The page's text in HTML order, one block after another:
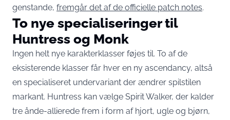
genstande, fremgår det af de officielle patch notes.
To nye specialiseringer til
Huntress og Monk
Ingen helt nye karakterklasser føjes til. To af de
eksisterende klasser får hver en ny ascendancy, altså
en specialiseret undervariant der ændrer spilstilen
markant. Huntress kan vælge Spirit Walker, der kalder
tre ånde-allierede frem i form af hjort, ugle og bjørn,